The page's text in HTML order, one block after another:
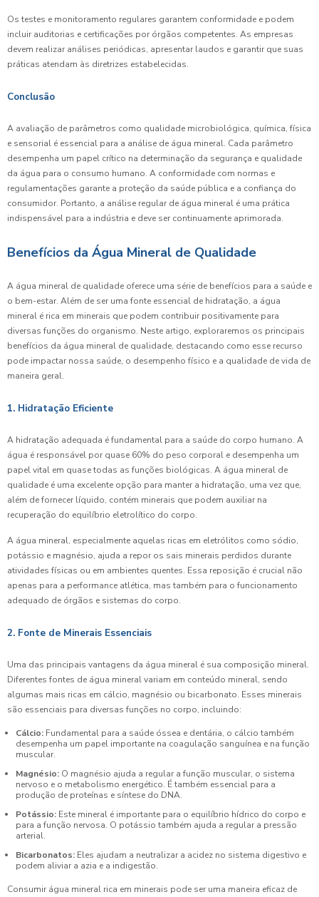
Os testes e monitoramento regulares garantem conformidade e podem
incluir auditorias e certificações por órgãos competentes. As empresas
devem realizar análises periódicas, apresentar laudos e garantir que suas
práticas atendam às diretrizes estabelecidas.
Conclusão
A avaliação de parâmetros como qualidade microbiológica, química, física
e sensorial é essencial para a análise de água mineral. Cada parâmetro
desempenha um papel crítico na determinação da segurança e qualidade
da água para o consumo humano. A conformidade com normas e
regulamentações garante a proteção da saúde pública e a confiança do
consumidor. Portanto, a análise regular de água mineral é uma prática
indispensável para a indústria e deve ser continuamente aprimorada.
Benefícios da Água Mineral de Qualidade
A água mineral de qualidade oferece uma série de benefícios para a saúde e
o bem-estar. Além de ser uma fonte essencial de hidratação, a água
mineral é rica em minerais que podem contribuir positivamente para
diversas funções do organismo. Neste artigo, exploraremos os principais
benefícios da água mineral de qualidade, destacando como esse recurso
pode impactar nossa saúde, o desempenho físico e a qualidade de vida de
maneira geral.
1. Hidratação Eficiente
A hidratação adequada é fundamental para a saúde do corpo humano. A
água é responsável por quase 60% do peso corporal e desempenha um
papel vital em quase todas as funções biológicas. A água mineral de
qualidade é uma excelente opção para manter a hidratação, uma vez que,
além de fornecer líquido, contém minerais que podem auxiliar na
recuperação do equilíbrio eletrolítico do corpo.
A água mineral, especialmente aquelas ricas em eletrólitos como sódio,
potássio e magnésio, ajuda a repor os sais minerais perdidos durante
atividades físicas ou em ambientes quentes. Essa reposição é crucial não
apenas para a performance atlética, mas também para o funcionamento
adequado de órgãos e sistemas do corpo.
2. Fonte de Minerais Essenciais
Uma das principais vantagens da água mineral é sua composição mineral.
Diferentes fontes de água mineral variam em conteúdo mineral, sendo
algumas mais ricas em cálcio, magnésio ou bicarbonato. Esses minerais
são essenciais para diversas funções no corpo, incluindo:
Cálcio: Fundamental para a saúde óssea e dentária, o cálcio também
desempenha um papel importante na coagulação sanguínea e na função
muscular.
Magnésio: O magnésio ajuda a regular a função muscular, o sistema
nervoso e o metabolismo energético. É também essencial para a
produção de proteínas e síntese do DNA.
Potássio: Este mineral é importante para o equilíbrio hídrico do corpo e
para a função nervosa. O potássio também ajuda a regular a pressão
arterial.
Bicarbonatos: Eles ajudam a neutralizar a acidez no sistema digestivo e
podem aliviar a azia e a indigestão.
Consumir água mineral rica em minerais pode ser uma maneira eficaz de